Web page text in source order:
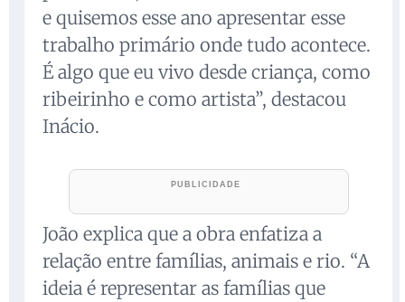
e quisemos esse ano apresentar esse
trabalho primário onde tudo acontece.
É algo que eu vivo desde criança, como
ribeirinho e como artista”, destacou
Inácio.
João explica que a obra enfatiza a
relação entre famílias, animais e rio. “A
ideia é representar as famílias que